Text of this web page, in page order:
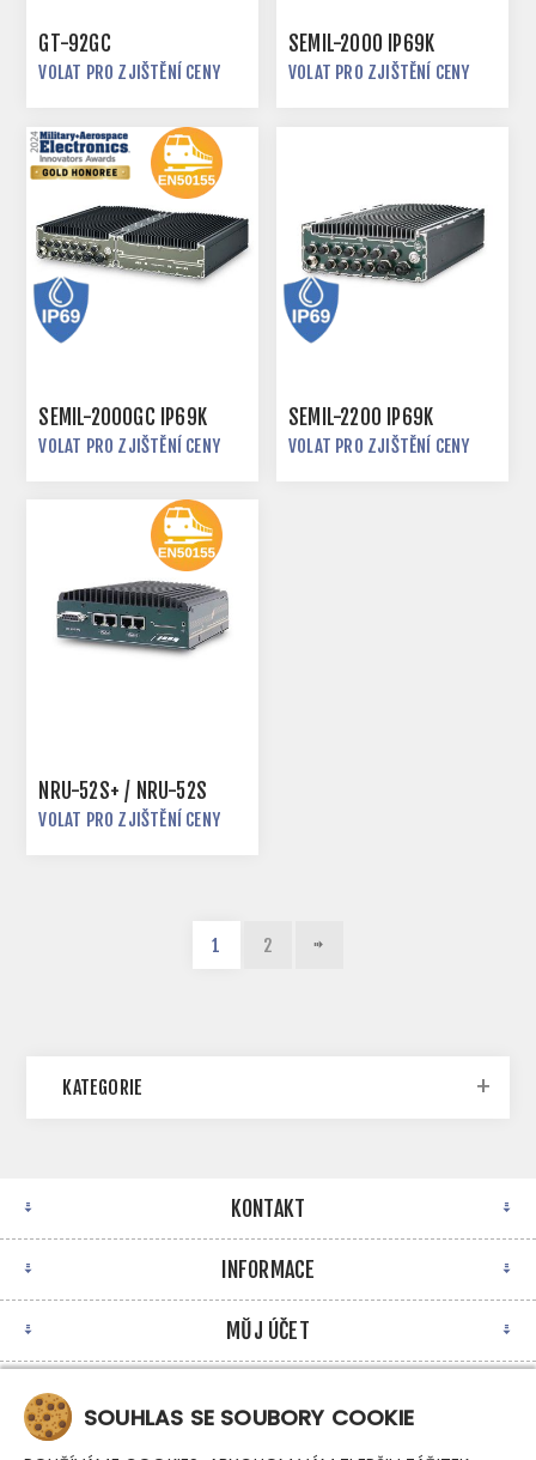
GT-92GC
VOLAT PRO ZJIŠTĚNÍ CENY
SEMIL-2000 IP69K
VOLAT PRO ZJIŠTĚNÍ CENY
SEMIL-2000GC IP69K
VOLAT PRO ZJIŠTĚNÍ CENY
SEMIL-2200 IP69K
VOLAT PRO ZJIŠTĚNÍ CENY
NRU-52S+ / NRU-52S
VOLAT PRO ZJIŠTĚNÍ CENY
1 2
KATEGORIE
KONTAKT
INFORMACE
MŮJ ÚČET
SOUHLAS SE SOUBORY COOKIE